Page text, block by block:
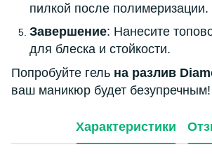
пилкой после полимеризации.
Завершение: Нанесите
для блеска и стойкости.
Попробуйте гель на разлив
ваш маникюр будет безупречным!
Характеристики